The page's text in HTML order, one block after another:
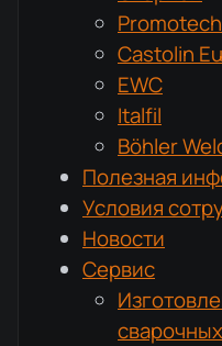
Promotech
Castolin
EWC
Italfil
Böhler
Полезная
Условия
Новости
Сервис